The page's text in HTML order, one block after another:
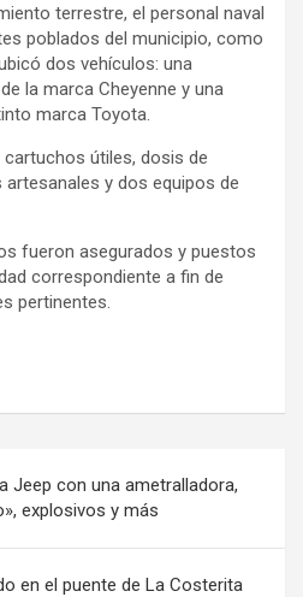
terrestre, el personal naval
poblados del municipio, como
dos vehículos: una
la marca Cheyenne y una
marca Toyota.
útiles, dosis de
y dos equipos de
fueron asegurados y puestos
correspondiente a fin de
pertinentes.
Jeep con una ametralladora,
explosivos y más
en el puente de La Costerita